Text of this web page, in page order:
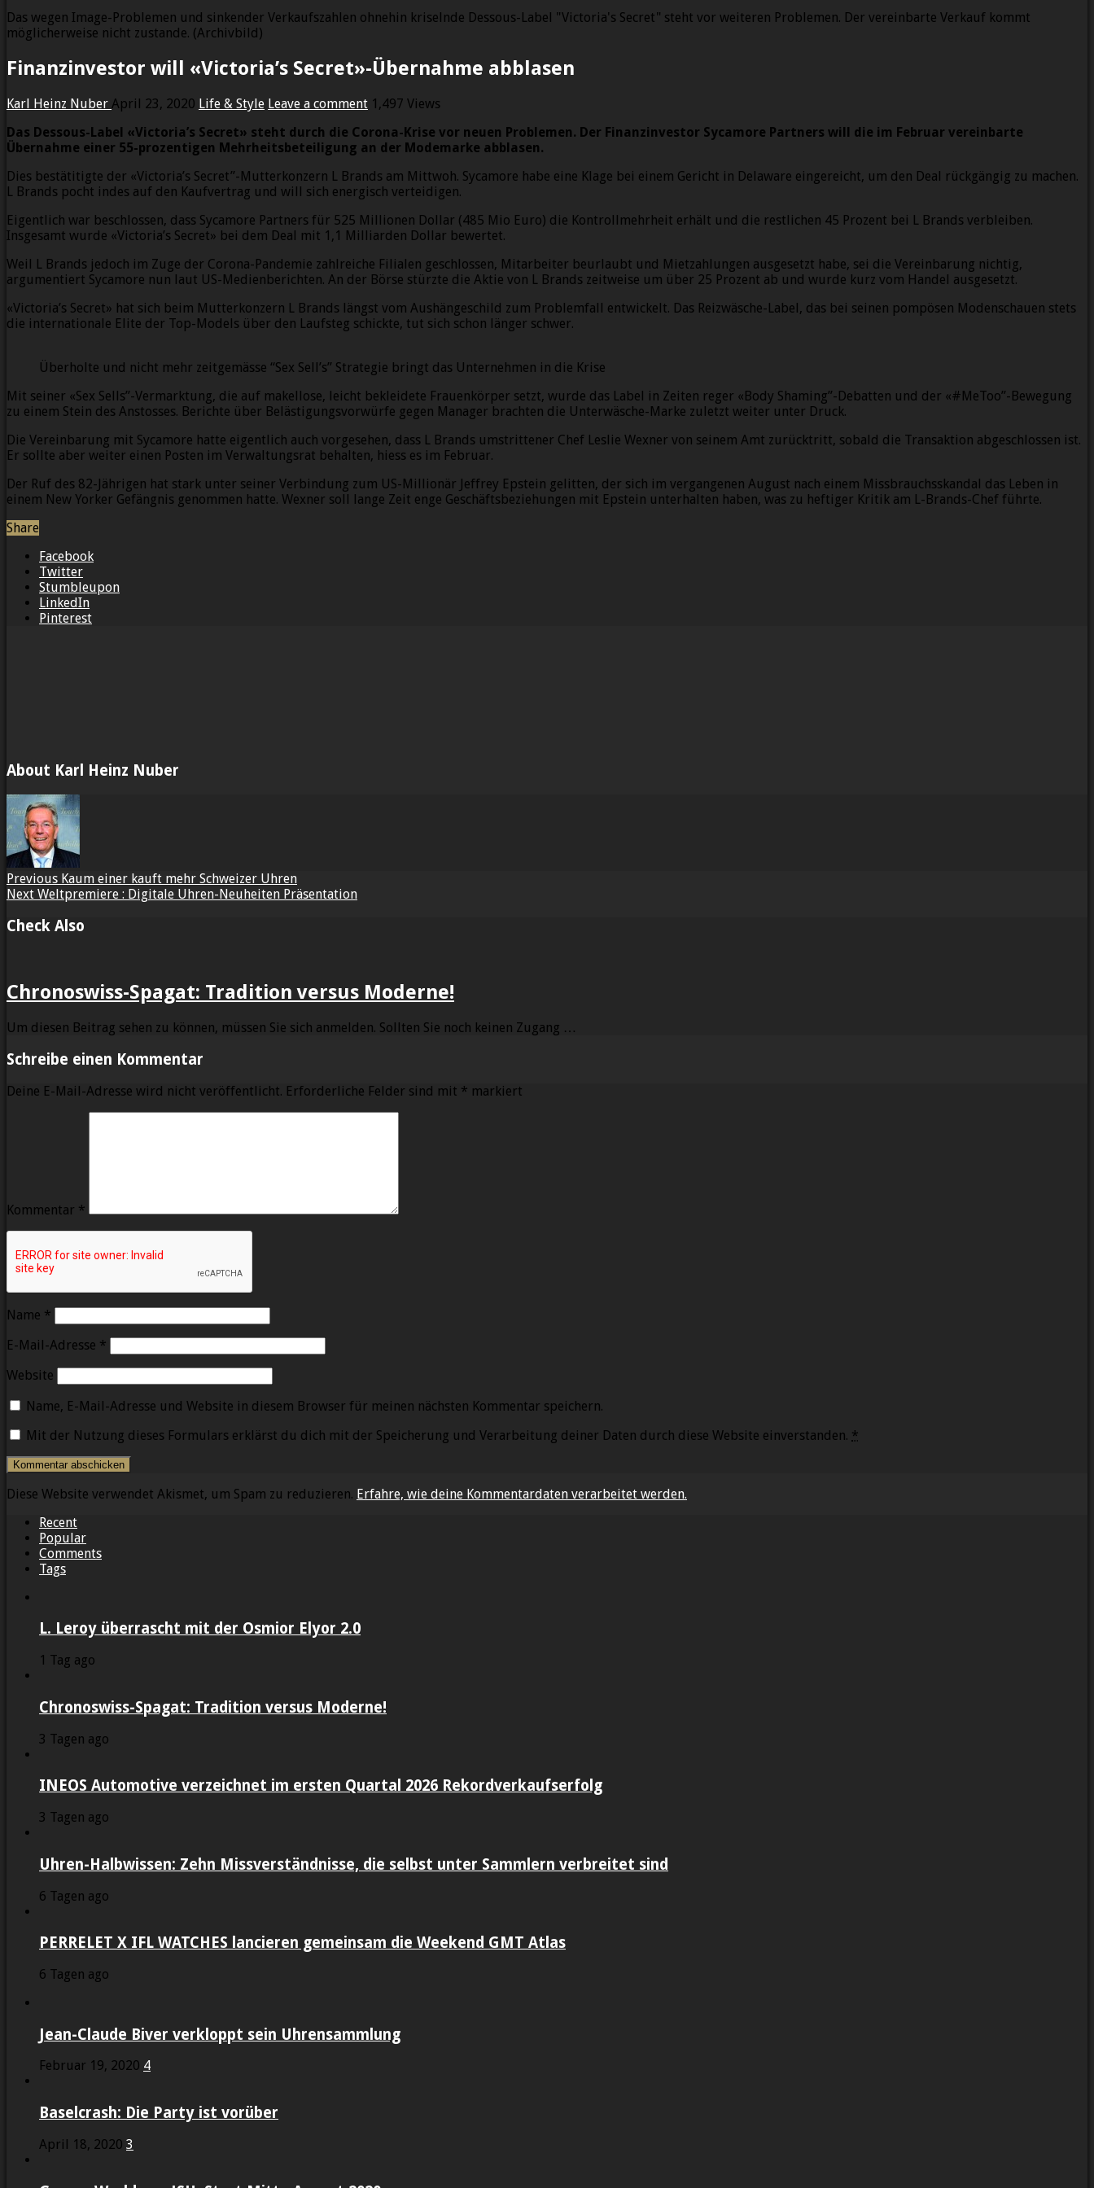
Das wegen Image-Problemen und sinkender Verkaufszahlen ohnehin kriselnde Dessous-Label "Victoria's Secret" steht vor weiteren Problemen. Der vereinbarte Verkauf kommt
möglicherweise nicht zustande. (Archivbild)
Finanzinvestor will «Victoria’s Secret»-Übernahme abblasen
Karl Heinz Nuber April 23, 2020 Life & Style Leave a comment 1,497 Views
Das Dessous-Label «Victoria’s Secret» steht durch die Corona-Krise vor neuen Problemen. Der Finanzinvestor Sycamore Partners will die im Februar vereinbarte
Übernahme einer 55-prozentigen Mehrheitsbeteiligung an der Modemarke abblasen.
Dies bestätitigte der «Victoria’s Secret”-Mutterkonzern L Brands am Mittwoh. Sycamore habe eine Klage bei einem Gericht in Delaware eingereicht, um den Deal rückgängig zu machen.
L Brands pocht indes auf den Kaufvertrag und will sich energisch verteidigen.
Eigentlich war beschlossen, dass Sycamore Partners für 525 Millionen Dollar (485 Mio Euro) die Kontrollmehrheit erhält und die restlichen 45 Prozent bei L Brands verbleiben.
Insgesamt wurde «Victoria’s Secret» bei dem Deal mit 1,1 Milliarden Dollar bewertet.
Weil L Brands jedoch im Zuge der Corona-Pandemie zahlreiche Filialen geschlossen, Mitarbeiter beurlaubt und Mietzahlungen ausgesetzt habe, sei die Vereinbarung nichtig,
argumentiert Sycamore nun laut US-Medienberichten. An der Börse stürzte die Aktie von L Brands zeitweise um über 25 Prozent ab und wurde kurz vom Handel ausgesetzt.
«Victoria’s Secret» hat sich beim Mutterkonzern L Brands längst vom Aushängeschild zum Problemfall entwickelt. Das Reizwäsche-Label, das bei seinen pompösen Modenschauen stets
die internationale Elite der Top-Models über den Laufsteg schickte, tut sich schon länger schwer.
Überholte und nicht mehr zeitgemässe “Sex Sell’s” Strategie bringt das Unternehmen in die Krise
Mit seiner «Sex Sells”-Vermarktung, die auf makellose, leicht bekleidete Frauenkörper setzt, wurde das Label in Zeiten reger «Body Shaming”-Debatten und der «#MeToo”-Bewegung
zu einem Stein des Anstosses. Berichte über Belästigungsvorwürfe gegen Manager brachten die Unterwäsche-Marke zuletzt weiter unter Druck.
Die Vereinbarung mit Sycamore hatte eigentlich auch vorgesehen, dass L Brands umstrittener Chef Leslie Wexner von seinem Amt zurücktritt, sobald die Transaktion abgeschlossen ist.
Er sollte aber weiter einen Posten im Verwaltungsrat behalten, hiess es im Februar.
Der Ruf des 82-Jährigen hat stark unter seiner Verbindung zum US-Millionär Jeffrey Epstein gelitten, der sich im vergangenen August nach einem Missbrauchsskandal das Leben in
einem New Yorker Gefängnis genommen hatte. Wexner soll lange Zeit enge Geschäftsbeziehungen mit Epstein unterhalten haben, was zu heftiger Kritik am L-Brands-Chef führte.
Share
Facebook
Twitter
Stumbleupon
LinkedIn
Pinterest
About Karl Heinz Nuber
Previous Kaum einer kauft mehr Schweizer Uhren
Next Weltpremiere : Digitale Uhren-Neuheiten Präsentation
Check Also
Chronoswiss-Spagat: Tradition versus Moderne!
Um diesen Beitrag sehen zu können, müssen Sie sich anmelden. Sollten Sie noch keinen Zugang …
Schreibe einen Kommentar
Deine E-Mail-Adresse wird nicht veröffentlicht. Erforderliche Felder sind mit * markiert
Kommentar *
Name *
E-Mail-Adresse *
Website
Name, E-Mail-Adresse und Website in diesem Browser für meinen nächsten Kommentar speichern.
Mit der Nutzung dieses Formulars erklärst du dich mit der Speicherung und Verarbeitung deiner Daten durch diese Website einverstanden. *
Diese Website verwendet Akismet, um Spam zu reduzieren. Erfahre, wie deine Kommentardaten verarbeitet werden.
Recent
Popular
Comments
Tags
L. Leroy überrascht mit der Osmior Elyor 2.0
1 Tag ago
Chronoswiss-Spagat: Tradition versus Moderne!
3 Tagen ago
INEOS Automotive verzeichnet im ersten Quartal 2026 Rekordverkaufserfolg
3 Tagen ago
Uhren-Halbwissen: Zehn Missverständnisse, die selbst unter Sammlern verbreitet sind
6 Tagen ago
PERRELET X IFL WATCHES lancieren gemeinsam die Weekend GMT Atlas
6 Tagen ago
Jean-Claude Biver verkloppt sein Uhrensammlung
Februar 19, 2020 4
Baselcrash: Die Party ist vorüber
April 18, 2020 3